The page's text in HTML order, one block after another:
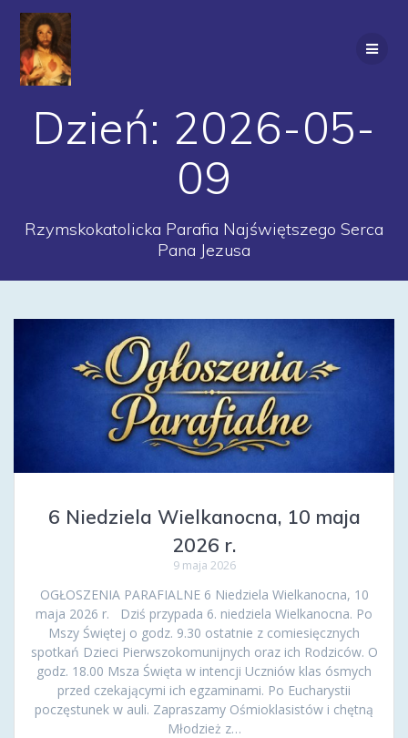
Dzień: 2026-05-
09
Rzymskokatolicka Parafia Najświętszego Serca
Pana Jezusa
6 Niedziela Wielkanocna, 10 maja
2026 r.
9 maja 2026
OGŁOSZENIA PARAFIALNE 6 Niedziela Wielkanocna, 10
maja 2026 r. Dziś przypada 6. niedziela Wielkanocna. Po
Mszy Świętej o godz. 9.30 ostatnie z comiesięcznych
spotkań Dzieci Pierwszokomunijnych oraz ich Rodziców. O
godz. 18.00 Msza Święta w intencji Uczniów klas ósmych
przed czekającymi ich egzaminami. Po Eucharystii
poczęstunek w auli. Zapraszamy Ośmioklasistów i chętną
Młodzież z…